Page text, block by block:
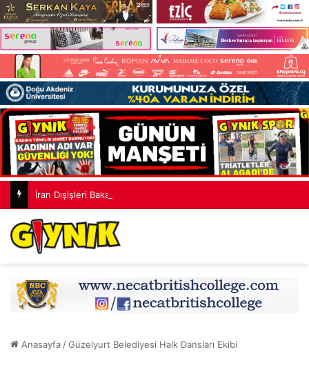
Anasayfa /Güzelyurt Belediyesi Halk Dansları Ekibi